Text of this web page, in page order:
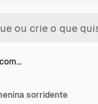
sorridente